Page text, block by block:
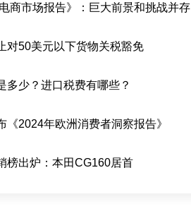
商市场报告》：巨大前景和挑战并存
对50美元以下货物关税豁免
多少？进口税费有哪些？
《2024年欧洲消费者洞察报告》
榜出炉：本田CG160居首